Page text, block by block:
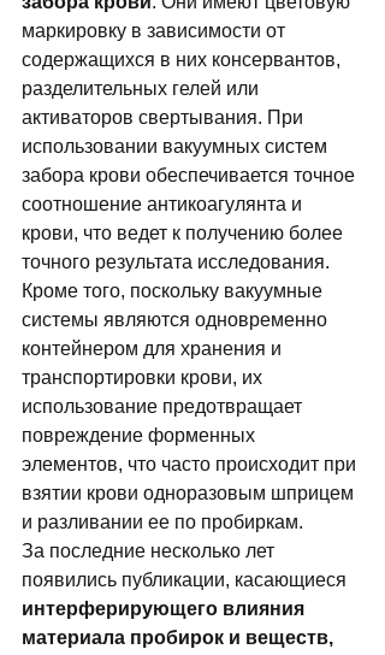
маркировку в зависимости от
содержащихся в них консервантов,
разделительных гелей или
активаторов свертывания. При
использовании вакуумных систем
забора крови обеспечивается точное
соотношение антикоагулянта и
крови, что ведет к получению более
точного результата исследования.
Кроме того, поскольку вакуумные
системы являются одновременно
контейнером для хранения и
транспортировки крови, их
использование предотвращает
повреждение форменных
элементов, что часто происходит при
взятии крови одноразовым шприцем
и разливании ее по пробиркам.
За последние несколько лет
появились публикации, касающиеся
интерферирующего влияния
материала пробирок и веществ,